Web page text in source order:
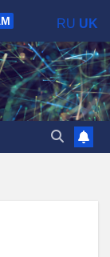
RU UK